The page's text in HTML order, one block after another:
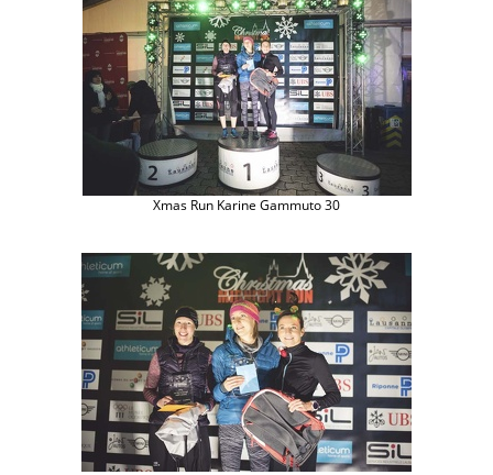
Xmas Run Karine Gammuto 30